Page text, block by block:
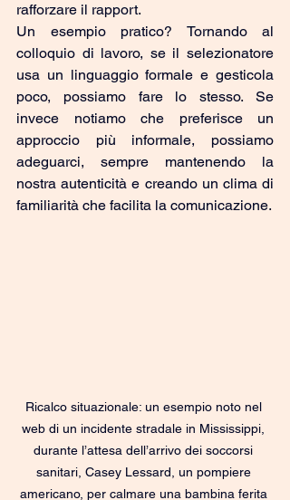
rafforzare il rapport.
Un esempio pratico? Tornando al
colloquio di lavoro, se il selezionatore
usa un linguaggio formale e gesticola
poco, possiamo fare lo stesso. Se
invece notiamo che preferisce un
approccio più informale, possiamo
adeguarci, sempre mantenendo la
nostra autenticità e creando un clima di
familiarità che facilita la comunicazione.
Ricalco situazionale: un esempio noto nel
web di un incidente stradale in Mississippi,
durante l’attesa dell’arrivo dei soccorsi
sanitari, Casey Lessard, un pompiere
americano, per calmare una bambina ferita